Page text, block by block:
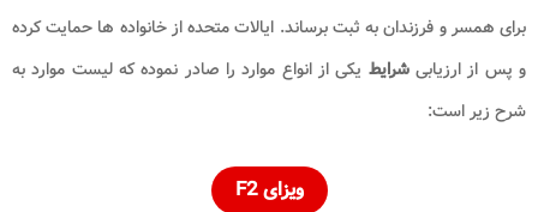
برای همسر و فرزندان به ثبت برساند. ایالات متحده از خانواده ها حمایت کرده
و پس از ارزیابیشرایط یکی از انواع موارد را صادر نموده که لیست موارد به
شرح زیر است:
ویزای F2